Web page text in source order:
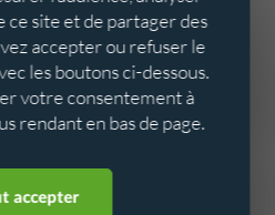
garantit à l’exploitant
du parc d’équipements. En
en continu et à distance
débits, comptage et
ce site et de partager des
accepter ou refuser le
les boutons ci-dessous.
votre consentement à
rendant en bas de page.
accepter